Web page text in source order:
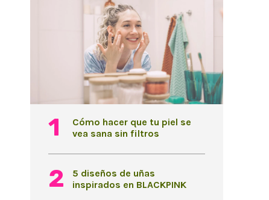
Cómo hacer que tu piel se
vea sana sin filtros
5 diseños de uñas
inspirados en BLACKPINK